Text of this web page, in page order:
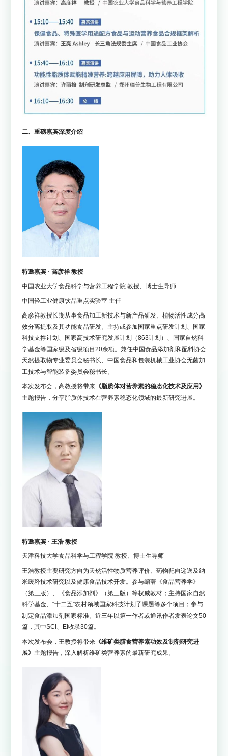
二、重磅嘉宾深度介绍
特邀嘉宾 · 高彦祥 教授
中国农业大学食品科学与营养工程学院 教授、博士生导师
中国轻工业健康饮品重点实验室 主任
高彦祥教授长期从事食品加工新技术与新产品研发、植物活性成分高
效分离提取及其功能食品研发。主持或参加国家重点研发计划、国家
科技支撑计划、国家高技术研究发展计划（863计划）、国家自然科
学基金等国家级及省级项目20余项。兼任中国食品添加剂和配料协会
天然提取物专业委员会秘书长、中国食品和包装机械工业协会无菌加
工技术与智能装备委员会秘书长。
本次发布会，高教授将带来《脂质体对营养素的稳态化技术及应用》
主题报告，分享脂质体技术在营养素稳态化领域的最新研究进展。
特邀嘉宾 · 王浩 教授
天津科技大学食品科学与工程学院 教授、博士生导师
王浩教授主要研究方向为天然活性物质营养评价、药物靶向递送及纳
米缓释技术研究以及健康食品技术开发。参与编著《食品营养学》
（第三版）、《食品添加剂》（第三版）等权威教材；主持国家自然
科学基金、“十二五”农村领域国家科技计划子课题等多个项目；参与
制定食品添加剂国家标准。近三年以第一作者或通讯作者发表论文50
篇，其中SCI、EI收录30篇。
本次发布会，王教授将带来《维矿类膳食营养素功效及制剂研究进
展》 主题报告，深入解析维矿类营养素的最新研究成果。